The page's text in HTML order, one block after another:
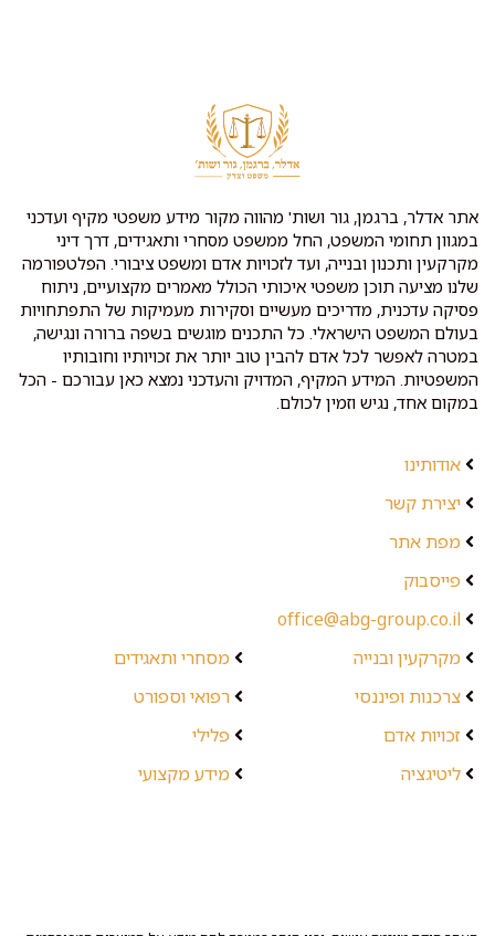
אתר אדלר, ברגמן, גור ושות' מהווה מקור מידע משפטי מקיף ועדכני
במגוון תחומי המשפט, החל ממשפט מסחרי ותאגידים, דרך דיני
מקרקעין ותכנון ובנייה, ועד לזכויות אדם ומשפט ציבורי. הפלטפורמה
שלנו מציעה תוכן משפטי איכותי הכולל מאמרים מקצועיים, ניתוח
פסיקה עדכנית, מדריכים מעשיים וסקירות מעמיקות של התפתחויות
בעולם המשפט הישראלי. כל התכנים מוגשים בשפה ברורה ונגישה,
במטרה לאפשר לכל אדם להבין טוב יותר את זכויותיו וחובותיו
המשפטיות. המידע המקיף, המדויק והעדכני נמצא כאן עבורכם - הכל
במקום אחד, נגיש וזמין לכולם.
אודותינו
יצירת קשר
מפת אתר
פייסבוק
office@abg-group.co.il
מקרקעין ובנייה
צרכנות ופיננסי
זכויות אדם
ליטיגציה
מסחרי ותאגידים
רפואי וספורט
פלילי
מידע מקצועי